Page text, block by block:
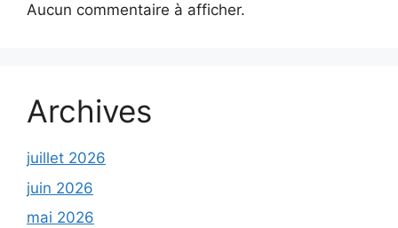
Aucun commentaire à afficher.
Archives
juillet 2026
juin 2026
mai 2026